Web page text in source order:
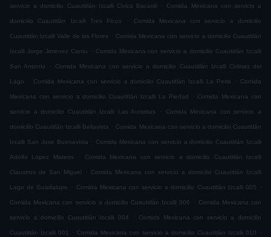
servicio a domicilio Cuautitlán Izcalli Civica Bacardi . Comida Mexicana con servicio a
domicilio Cuautitlán Izcalli Tres Picos . Comida Mexicana con servicio a domicilio
Cuautitlán Izcalli Valle de las Flores . Comida Mexicana con servicio a domicilio Cuautitlán
Izcalli Jorge Jimenez Cantu . Comida Mexicana con servicio a domicilio Cuautitlán Izcalli
San Antonio . Comida Mexicana con servicio a domicilio Cuautitlán Izcalli Colinas del
Lago . Comida Mexicana con servicio a domicilio Cuautitlán Izcalli La Perla . Comida
Mexicana con servicio a domicilio Cuautitlán Izcalli La Piedad . Comida Mexicana con
servicio a domicilio Cuautitlán Izcalli Las Auroritas . Comida Mexicana con servicio a
domicilio Cuautitlán Izcalli Bellavista . Comida Mexicana con servicio a domicilio Cuautitlán
Izcalli San Jose Buenavista . Comida Mexicana con servicio a domicilio Cuautitlán Izcalli
Adolfo Lopez Mateos . Comida Mexicana con servicio a domicilio Cuautitlán Izcalli
Claustros de San Miguel . Comida Mexicana con servicio a domicilio Cuautitlán Izcalli
Lago de Guadalupe . Comida Mexicana con servicio a domicilio Cuautitlán Izcalli 005 .
Comida Mexicana con servicio a domicilio Cuautitlán Izcalli 006 . Comida Mexicana con
servicio a domicilio Cuautitlán Izcalli 004 . Comida Mexicana con servicio a domicilio
Cuautitlán Izcalli 001 . Comida Mexicana con servicio a domicilio Cuautitlán Izcalli 010 .